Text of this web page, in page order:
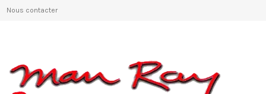
Nous contacter